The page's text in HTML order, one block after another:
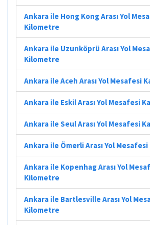
Ankara ile Hong Kong Arası Yol
Kilometre
Ankara ile Uzunköprü Arası Yol
Kilometre
Ankara ile Aceh Arası Yol Mesafesi
Ankara ile Eskil Arası Yol Mesafesi
Ankara ile Seul Arası Yol Mesafesi
Ankara ile Ömerli Arası Yol
Ankara ile Kopenhag Arası Yol
Kilometre
Ankara ile Bartlesville Arası Yol
Kilometre